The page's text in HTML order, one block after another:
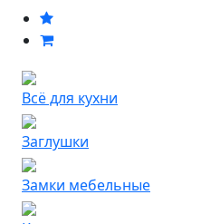
Всё для кухни
Заглушки
Замки мебельные